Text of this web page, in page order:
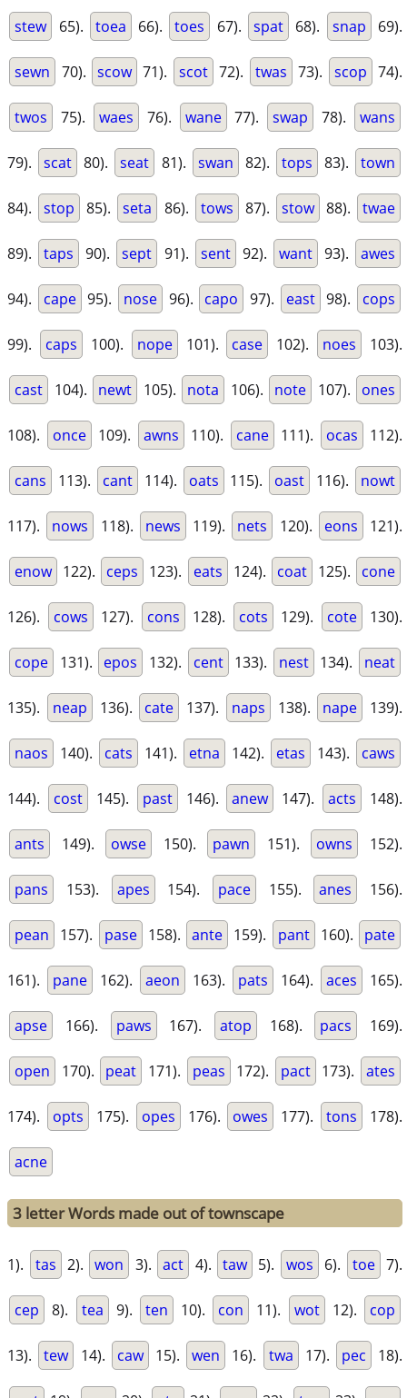
stew 65). toea 66). toes 67). spat 68). snap 69).
sewn 70). scow 71). scot 72). twas 73). scop 74).
twos 75). waes 76). wane 77). swap 78). wans
79). scat 80). seat 81). swan 82). tops 83). town
84). stop 85). seta 86). tows 87). stow 88). twae
89). taps 90). sept 91). sent 92). want 93). awes
94). cape 95). nose 96). capo 97). east 98). cops
99). caps 100). nope 101). case 102). noes 103).
cast 104). newt 105). nota 106). note 107). ones
108). once 109). awns 110). cane 111). ocas 112).
cans 113). cant 114). oats 115). oast 116). nowt
117). nows 118). news 119). nets 120). eons 121).
enow 122). ceps 123). eats 124). coat 125). cone
126). cows 127). cons 128). cots 129). cote 130).
cope 131). epos 132). cent 133). nest 134). neat
135). neap 136). cate 137). naps 138). nape 139).
naos 140). cats 141). etna 142). etas 143). caws
144). cost 145). past 146). anew 147). acts 148).
ants 149). owse 150). pawn 151). owns 152).
pans 153). apes 154). pace 155). anes 156).
pean 157). pase 158). ante 159). pant 160). pate
161). pane 162). aeon 163). pats 164). aces 165).
apse 166). paws 167). atop 168). pacs 169).
open 170). peat 171). peas 172). pact 173). ates
174). opts 175). opes 176). owes 177). tons 178).
acne
3 letter Words made out of townscape
1). tas 2). won 3). act 4). taw 5). wos 6). toe 7).
cep 8). tea 9). ten 10). con 11). wot 12). cop
13). tew 14). caw 15). wen 16). twa 17). pec 18).